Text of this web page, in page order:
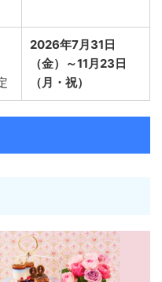
2026年7月31日
（金）～11月23日
（月・祝）